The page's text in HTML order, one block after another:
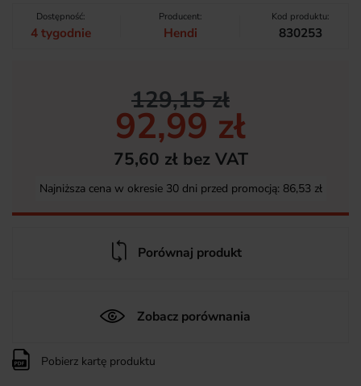
Dostępność:
4 tygodnie
Producent:
Hendi
Kod produktu:
830253
129,15 zł
92,99 zł
75,60 zł bez VAT
Najniższa cena w okresie 30 dni przed promocją: 86,53 zł
Porównaj produkt
Zobacz porównania
Pobierz kartę produktu